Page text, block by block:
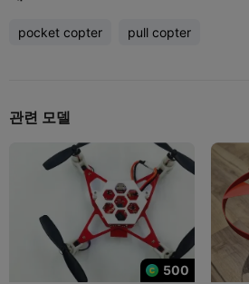
pocket copter pull copter
관련 모델
500